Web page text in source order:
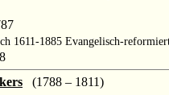
1611-1885 Evangelisch-
(1788 – 1811)